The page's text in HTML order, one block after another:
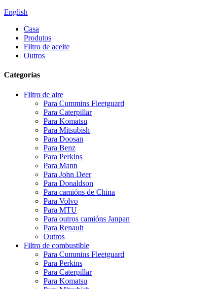
English
Casa
Produtos
Filtro de aceite
Outros
Categorías
Filtro de aire
Para Cummins Fleetguard
Para Caterpillar
Para Komatsu
Para Mitsubish
Para Doosan
Para Benz
Para Perkins
Para Mann
Para John Deer
Para Donaldson
Para camións de China
Para Volvo
Para MTU
Para outros camións Janpan
Para Renault
Outros
Filtro de combustible
Para Cummins Fleetguard
Para Perkins
Para Caterpillar
Para Komatsu